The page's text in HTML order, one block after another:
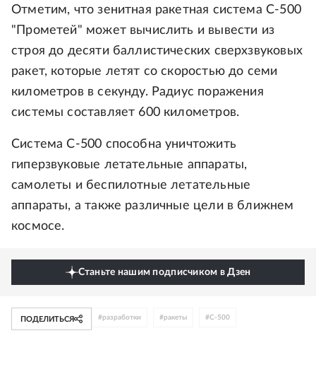
Отметим, что зенитная ракетная система С-500
"Прометей" может вычислить и вывести из
строя до десяти баллистических сверхзвуковых
ракет, которые летят со скоростью до семи
километров в секунду. Радиус поражения
системы составляет 600 километров.
Система С-500 способна уничтожить
гиперзвуковые летательные аппараты,
самолеты и беспилотные летательные
аппараты, а также различные цели в ближнем
космосе.
Станьте нашим подписчиком в Дзен
ПОДЕЛИТЬСЯ #разработки #ракеты #С-500